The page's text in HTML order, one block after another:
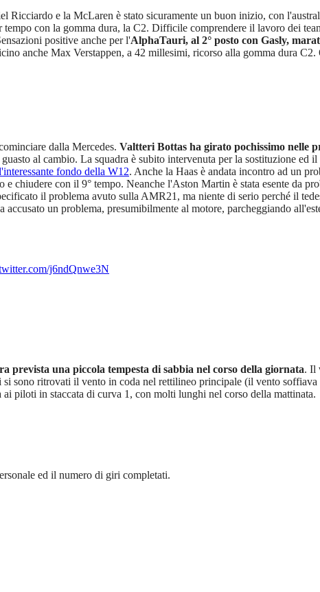
Ricciardo e la McLaren è stato sicuramente un buon inizio, con
con la gomma dura, la C2. Difficile comprendere il lavoro dei
positive anche per l'AlphaTauri, al 2° posto con Gasly,
anche Max Verstappen, a 42 millesimi, ricorso alla gomma dura C2.
dalla Mercedes. Valtteri Bottas ha girato pochissimo nelle
al cambio. La squadra è subito intervenuta per la sostituzione ed
fondo della W12. Anche la Haas è andata incontro ad un
e chiudere con il 9° tempo. Neanche l'Aston Martin è stata esente da
il problema avuto sulla AMR21, ma niente di serio perché il
un problema, presumibilmente al motore, parcheggiando
j6ndQnwe3N
prevista una piccola tempesta di sabbia nel corso della giornata. Il
sono ritrovati il vento in coda nel rettilineo principale (il vento soffiava
piloti in staccata di curva 1, con molti lunghi nel corso della mattinata.
ed il numero di giri completati.